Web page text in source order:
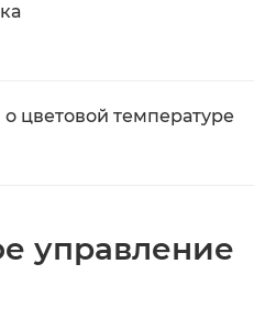
цветовой температуре
управление